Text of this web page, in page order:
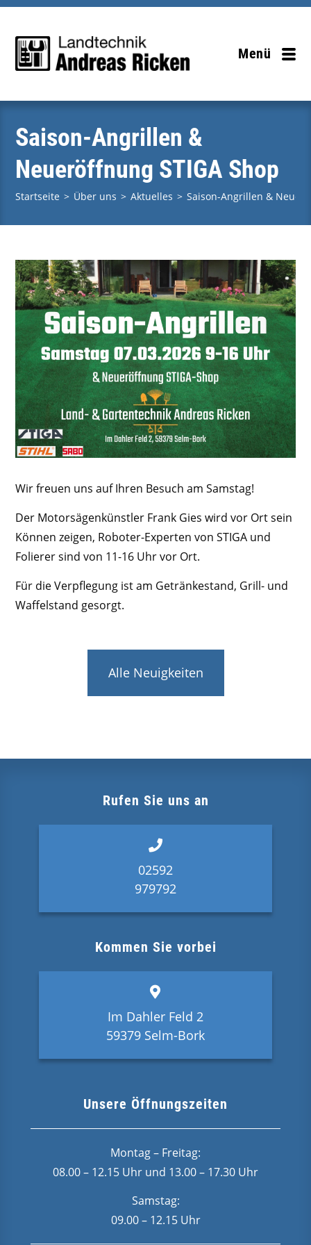
Zum
springen
Menü
Saison-Angrillen &
Neueröffnung STIGA Shop
Startseite > Über uns > Aktuelles > Saison-Angrillen &
Wir freuen uns auf Ihren Besuch am Samstag!
Der Motorsägenkünstler Frank Gies wird vor Ort sein
Können zeigen, Roboter-Experten von STIGA und
Folierer sind von 11-16 Uhr vor Ort.
Für die Verpflegung ist am Getränkestand, Grill- und
Waffelstand gesorgt.
Alle Neuigkeiten
Rufen Sie uns an
02592
979792
Kommen Sie vorbei
Im Dahler Feld 2
59379 Selm-Bork
Unsere Öffnungszeiten
Montag – Freitag:
08.00 – 12.15 Uhr und 13.00 – 17.30 Uhr
Samstag:
09.00 – 12.15 Uhr